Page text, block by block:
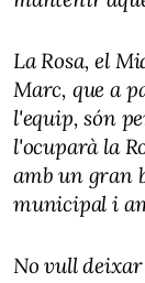
La Rosa, el
Marc, que a
l'equip, són
l'ocuparà la
amb un gran
municipal i
No vull deixar